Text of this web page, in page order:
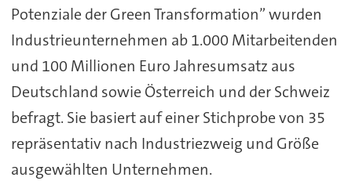
Potenziale der Green Transformation” wurden
Industrieunternehmen ab 1.000 Mitarbeitenden
und 100 Millionen Euro Jahresumsatz aus
Deutschland sowie Österreich und der Schweiz
befragt. Sie basiert auf einer Stichprobe von 35
repräsentativ nach Industriezweig und Größe
ausgewählten Unternehmen.